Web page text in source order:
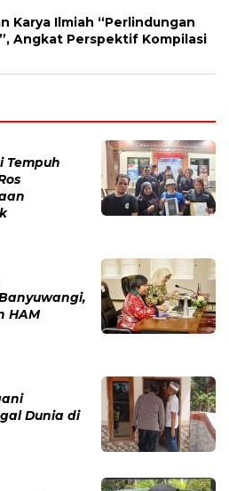
Karya Ilmiah “Perlindungan
Angkat Perspektif Kompilasi
Tempuh
HAM
Dunia di